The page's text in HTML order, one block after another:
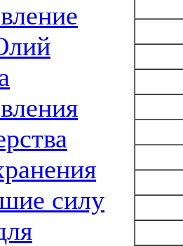
силу